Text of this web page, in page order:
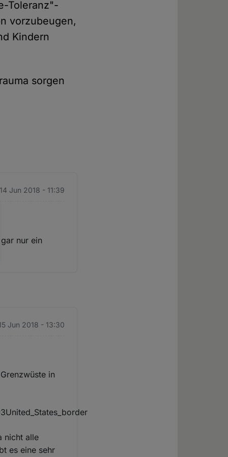
Toleranz"-
vorzubeugen,
Kindern
sorgen
Jun 2018 - 11:39
nur ein
Jun 2018 - 13:30
in
nicht alle
es eine sehr